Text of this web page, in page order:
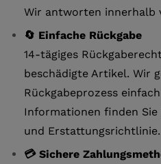
Wir antworten innerhalb
🔄 Einfache Rückgabe
14-tägiges
beschädigte Artikel. Wir
Rückgabeprozess
Informationen finden
und Erstattungsrichtlinie.
💳 Sichere